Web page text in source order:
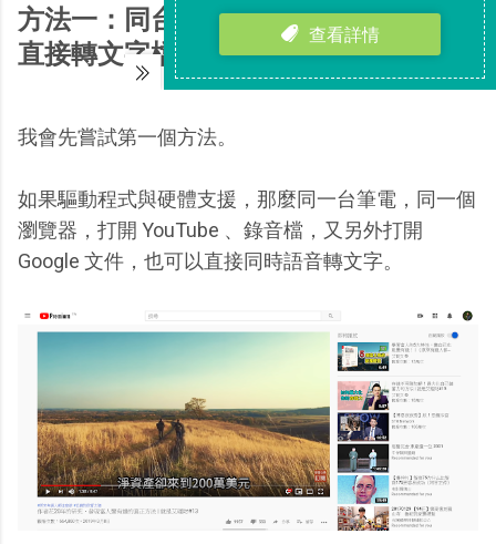
方法一：同台電腦、同個瀏覽器，影片
直接轉文字檔
我會先嘗試第一個方法。
如果驅動程式與硬體支援，那麼同一台筆電，同一個
瀏覽器，打開 YouTube 、錄音檔，又另外打開
Google 文件，也可以直接同時語音轉文字。